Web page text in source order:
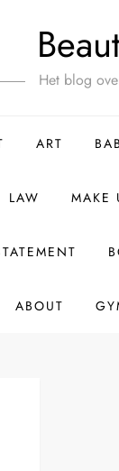
Het blog
ART
LAW MAKE
ABOUT